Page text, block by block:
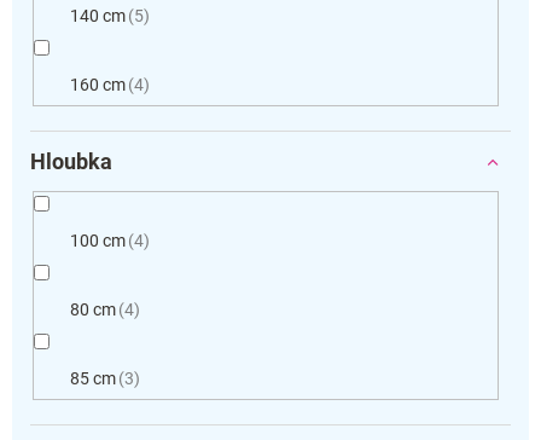
140 cm 5
160 cm 4
Hloubka
100 cm 4
80 cm 4
85 cm 3